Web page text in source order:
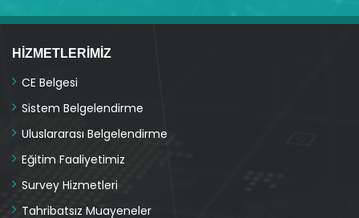
HIZMETLERIMIZ
CE Belgesi
Sistem Belgelendirme
Uluslararası Belgelendirme
Eğitim Faaliyetimiz
Survey Hizmetleri
Tahribatsız Muayeneler